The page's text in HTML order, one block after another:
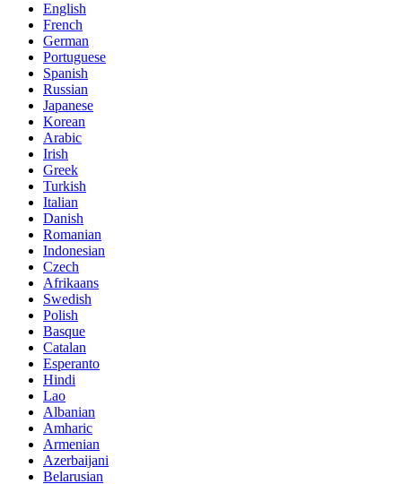
English
French
German
Portuguese
Spanish
Russian
Japanese
Korean
Arabic
Irish
Greek
Turkish
Italian
Danish
Romanian
Indonesian
Czech
Afrikaans
Swedish
Polish
Basque
Catalan
Esperanto
Hindi
Lao
Albanian
Amharic
Armenian
Azerbaijani
Belarusian